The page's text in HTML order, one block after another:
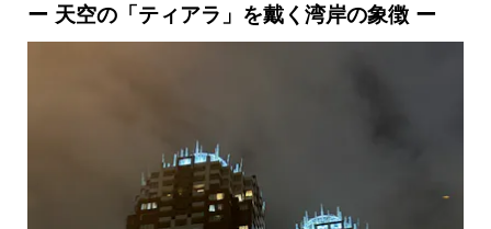
ー 天空の「ティアラ」を戴く湾岸の象徴 ー